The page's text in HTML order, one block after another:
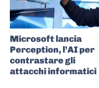
Microsoft lancia
Perception, l’AI per
contrastare gli
attacchi informatici